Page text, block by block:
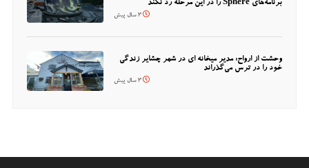
برنامه‌های Sphere را در این مرحله رد نکند
3 سال پیش
وحشت از ارواح: مدیر میخانه ای در شهر چشایر زندگی
خود را در ترس می‌گذراند
3 سال پیش